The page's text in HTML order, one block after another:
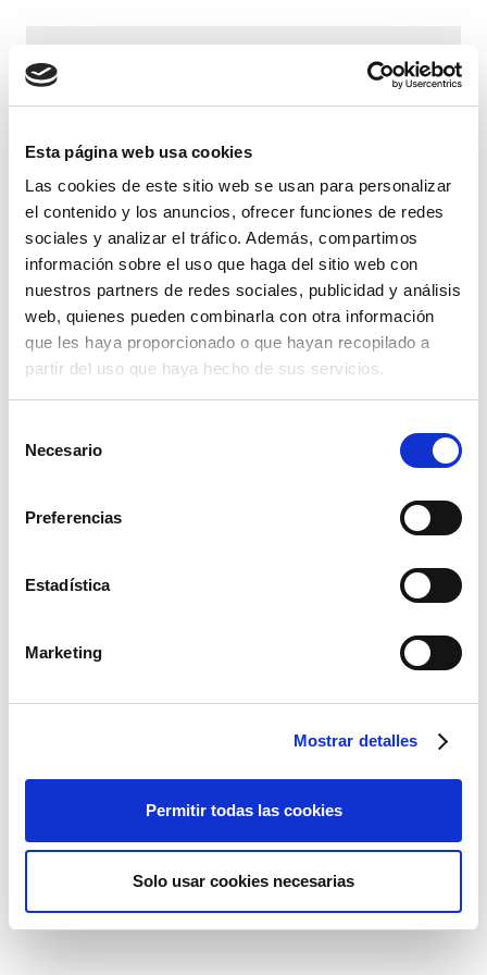
Esta página web usa cookies
Las cookies de este sitio web se usan para personalizar
el contenido y los anuncios, ofrecer funciones de redes
sociales y analizar el tráfico. Además, compartimos
información sobre el uso que haga del sitio web con
nuestros partners de redes sociales, publicidad y análisis
web, quienes pueden combinarla con otra información
que les haya proporcionado o que hayan recopilado a
partir del uso que haya hecho de sus servicios.
Necesario
Preferencias
Estadística
Marketing
Mostrar detalles
Permitir todas las cookies
Solo usar cookies necesarias